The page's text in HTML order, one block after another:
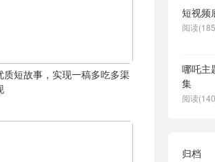
质短故事，实现一稿多吃多渠
短视频
阅读
哪吒主
集
阅读
归档